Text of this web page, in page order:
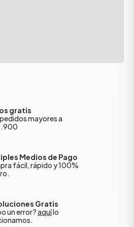
gratis
mayores a
Medios de Pago
fácil, rápido y 100%
Gratis
un error?aquílo